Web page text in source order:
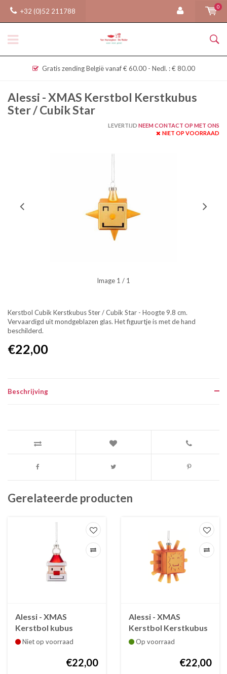
+32 (0)52 211788
0
Gratis zending België vanaf € 60.00 - Nedl. : € 80.00
Alessi - XMAS Kerstbol Kerstkubus
Ster / Cubik Star
LEVERTIJD NEEM CONTACT OP MET ONS
NIET OP VOORRAAD
Image 1 / 1
Kerstbol Cubik Kerstkubus Ster / Cubik Star - Hoogte 9.8 cm.
Vervaardigd uit mondgeblazen glas. Het figuurtje is met de hand
beschilderd.
€22,00
Beschrijving
Gerelateerde producten
Alessi - XMAS
Kerstbol kubus
Kerstman / Santa
Niet op voorraad
€22,00
Alessi - XMAS
Kerstbol Kerstkubus
Sunflake / Cube
Op voorraad
€22,00